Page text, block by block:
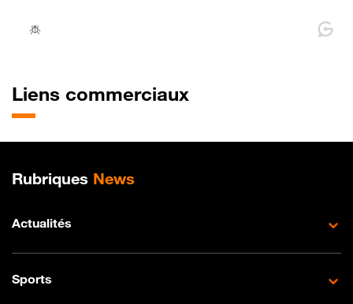
Liens commerciaux
Plan de site
Rubriques News
Actualités
Sports